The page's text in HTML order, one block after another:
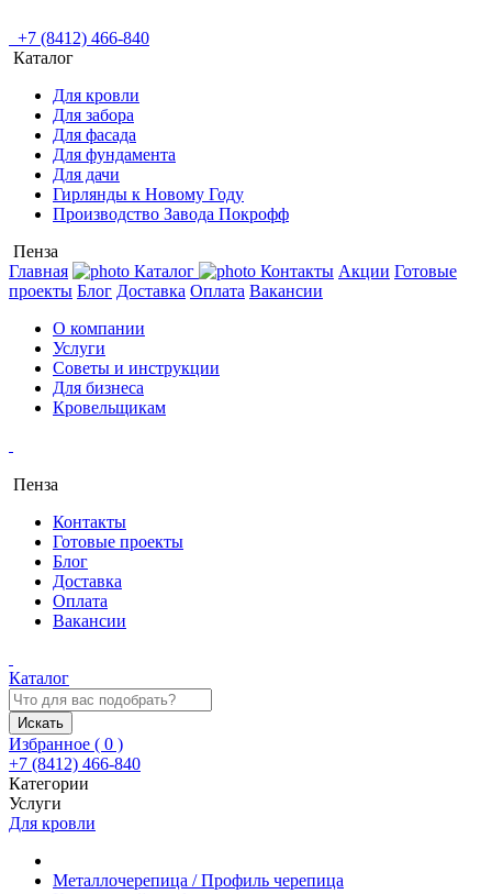
+7 (8412) 466-840
Каталог
Для кровли
Для забора
Для фасада
Для фундамента
Для дачи
Гирлянды к Новому Году
Производство Завода Покрофф
Пенза
Главная
Каталог Контакты Акции Готовые
проекты Блог Доставка Оплата Вакансии
О компании
Услуги
Советы и инструкции
Для бизнеса
Кровельщикам
Пенза
Контакты
Готовые проекты
Блог
Доставка
Оплата
Вакансии
Каталог
Искать
Избранное ( 0 )
+7 (8412) 466-840
Категории
Услуги
Для кровли
Металлочерепица / Профиль черепица